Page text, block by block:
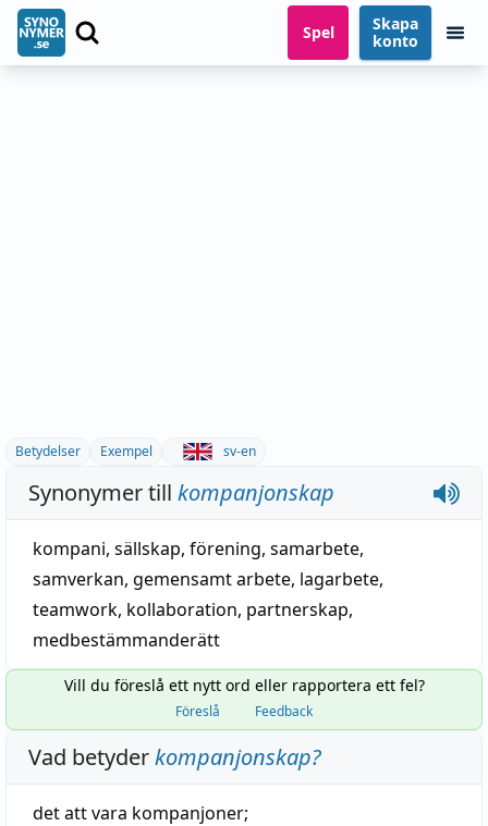
Spel
Skapa
konto
Betydelser Exempel sv-en
Synonymer till kompanjonskap
kompani, sällskap, förening, samarbete,
samverkan, gemensamt arbete, lagarbete,
teamwork, kollaboration, partnerskap,
medbestämmanderätt
Vill du föreslå ett nytt ord eller rapportera ett fel?
Föreslå Feedback
Vad betyderkompanjonskap?
det att vara kompanjoner;